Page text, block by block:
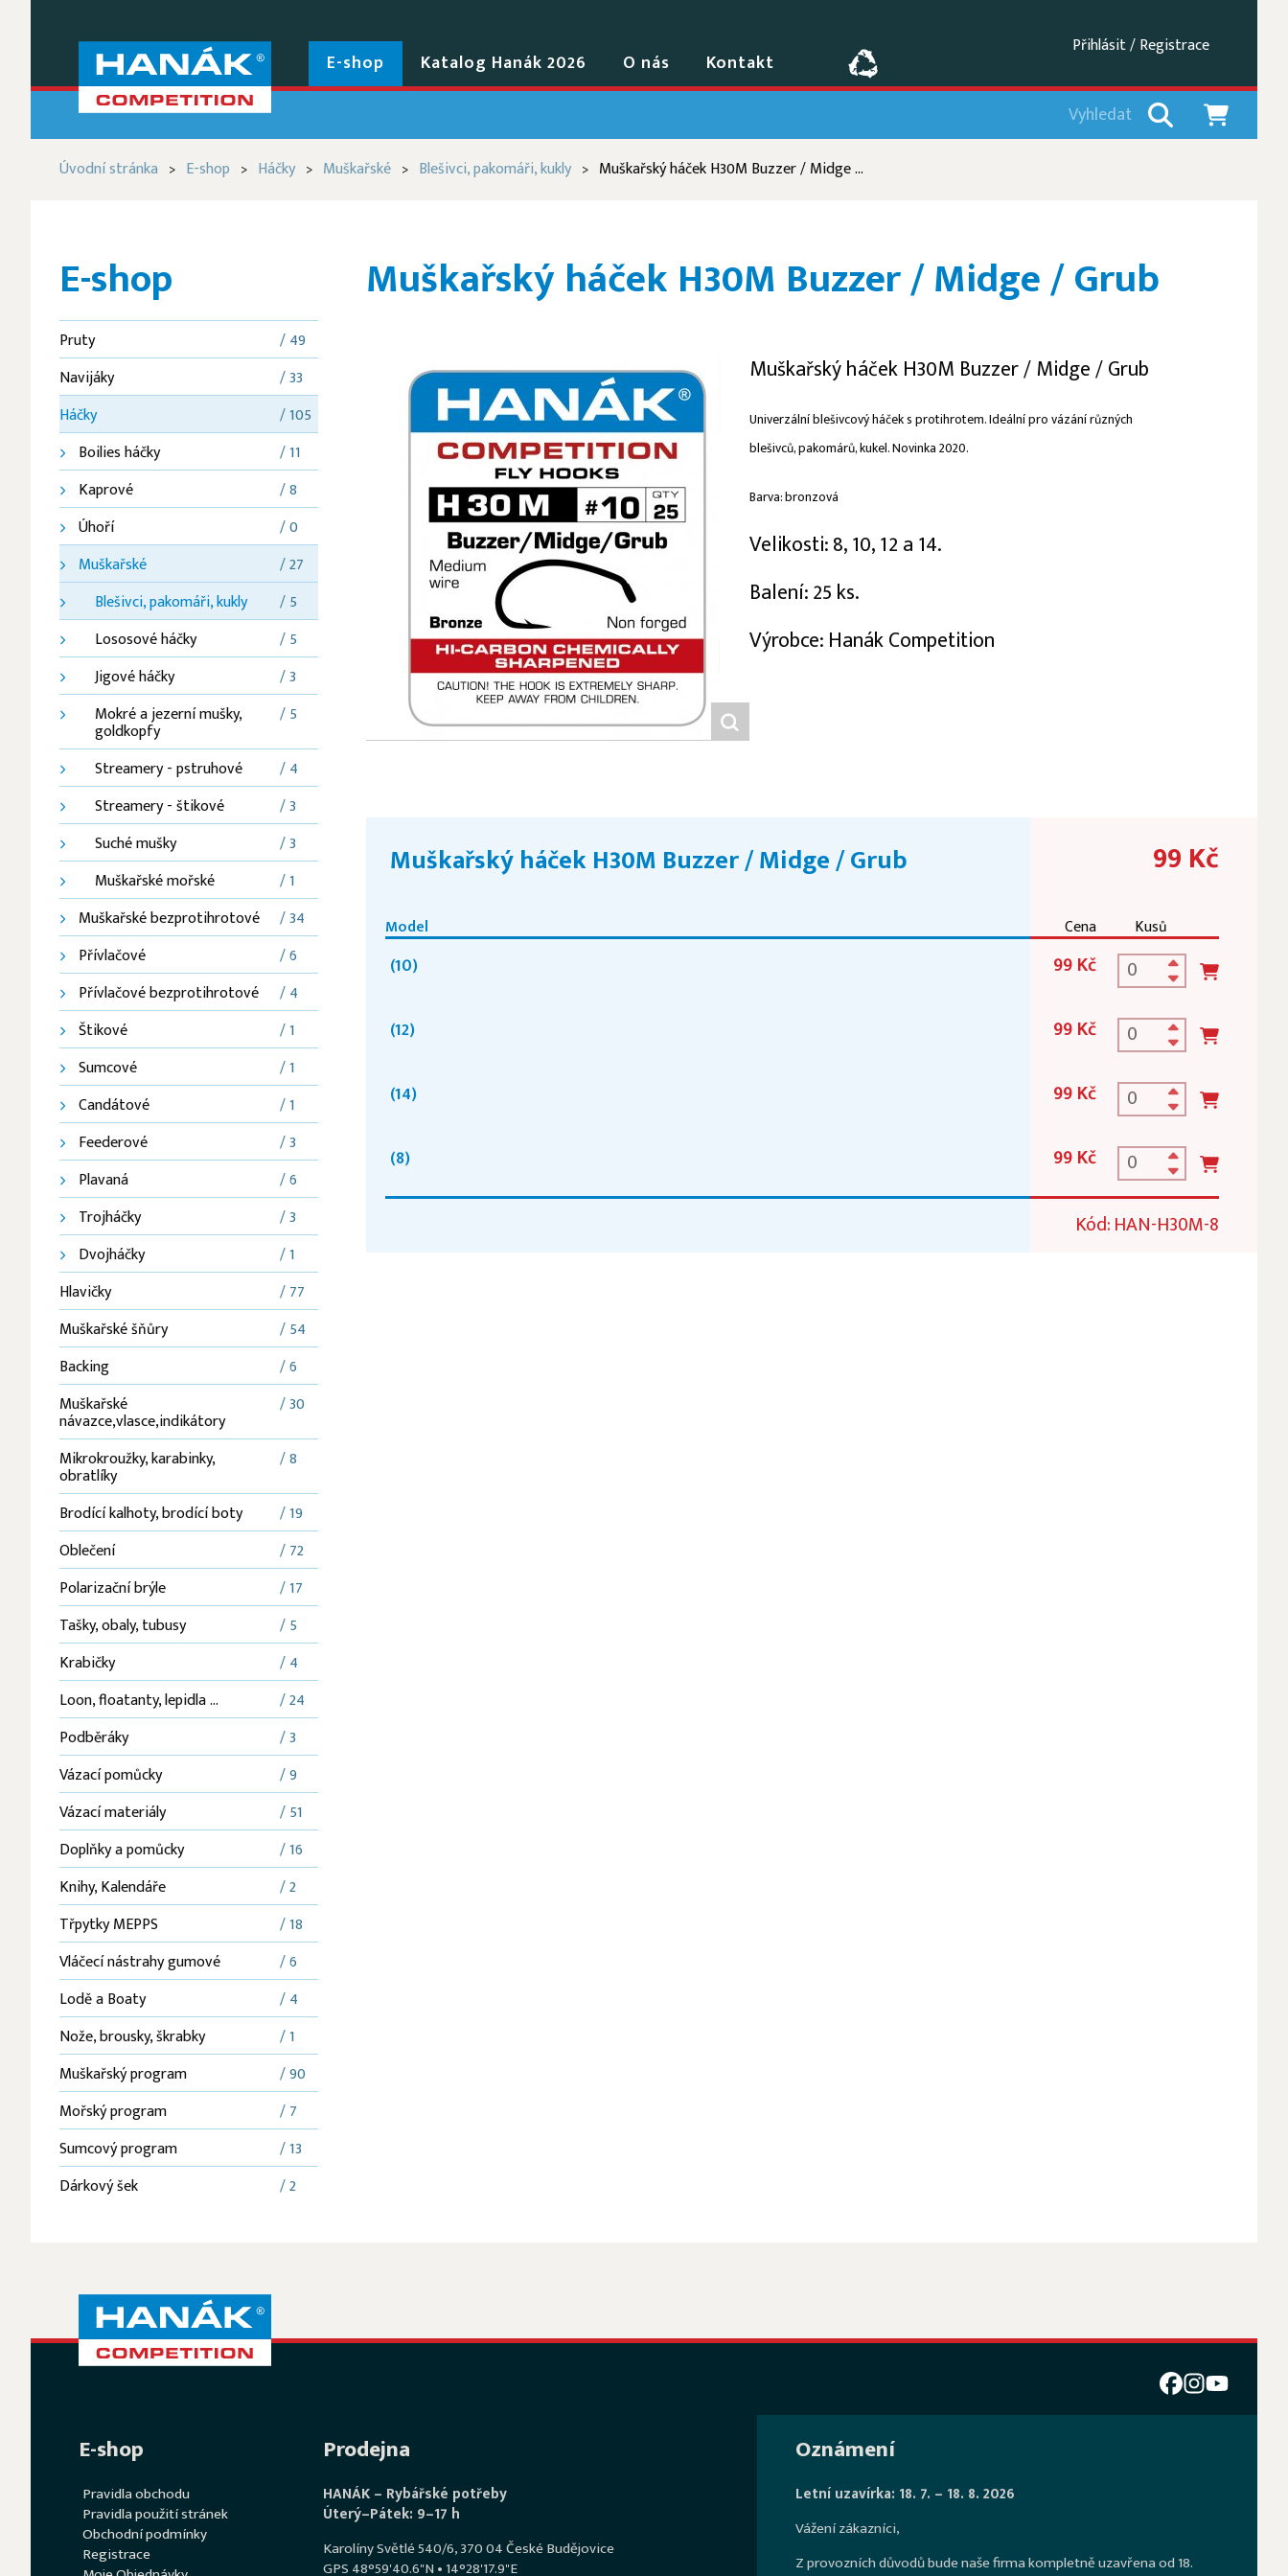
E-shop Katalog Hanák 2026 O nás Kontakt
Přihlásit / Registrace
Úvodní stránka > E-shop > Háčky > Muškařské > Blešivci, pakomáři, kukly > Muškařský háček H30M Buzzer / Midge ...
E-shop
Pruty
/ 49
Navijáky
/ 33
Háčky
/ 105
Boilies háčky
/ 11
Kaprové
/ 8
Úhoří
/ 0
Muškařské
/ 27
Blešivci, pakomáři, kukly
/ 5
Lososové háčky
/ 5
Jigové háčky
/ 3
Mokré a jezerní mušky,
goldkopfy
/ 5
Streamery - pstruhové
/ 4
Streamery - štikové
/ 3
Suché mušky
/ 3
Muškařské mořské
/ 1
Muškařské bezprotihrotové
/ 34
Přívlačové
/ 6
Přívlačové bezprotihrotové
/ 4
Štikové
/ 1
Sumcové
/ 1
Candátové
/ 1
Feederové
/ 3
Plavaná
/ 6
Trojháčky
/ 3
Dvojháčky
/ 1
Hlavičky
/ 77
Muškařské šňůry
/ 54
Backing
/ 6
Muškařské
návazce,vlasce,indikátory
/ 30
Mikrokroužky, karabinky,
obratlíky
/ 8
Brodící kalhoty, brodící boty
/ 19
Oblečení
/ 72
Polarizační brýle
/ 17
Tašky, obaly, tubusy
/ 5
Krabičky
/ 4
Loon, floatanty, lepidla ...
/ 24
Podběráky
/ 3
Vázací pomůcky
/ 9
Vázací materiály
/ 51
Doplňky a pomůcky
/ 16
Knihy, Kalendáře
/ 2
Třpytky MEPPS
/ 18
Vláčecí nástrahy gumové
/ 6
Lodě a Boaty
/ 4
Nože, brousky, škrabky
/ 1
Muškařský program
/ 90
Mořský program
/ 7
Sumcový program
/ 13
Dárkový šek
/ 2
Muškařský háček H30M Buzzer / Midge / Grub
Muškařský háček H30M Buzzer / Midge / Grub
Univerzální blešivcový háček s protihrotem. Ideální pro vázání různých
blešivců, pakomárů, kukel. Novinka 2020.
Barva: bronzová
Velikosti: 8, 10, 12 a 14.
Balení: 25 ks.
Výrobce: Hanák Competition
Muškařský háček H30M Buzzer / Midge / Grub 99 Kč
Model Cena Kusů
(10) 99 Kč
(12) 99 Kč
(14) 99 Kč
(8) 99 Kč
Kód: HAN-H30M-8
E-shop
Pravidla obchodu
Pravidla použití stránek
Obchodní podmínky
Registrace
Prodejna
HANÁK – Rybářské potřeby
Úterý–Pátek: 9–17 h
Karolíny Světlé 540/6, 370 04 České Budějovice
GPS 48°59'40.6"N • 14°28'17.9"E
Oznámení
Letní uzavírka: 18. 7. – 18. 8. 2026
Vážení zákazníci,
Z provozních důvodů bude naše firma kompletně uzavřena od 18.